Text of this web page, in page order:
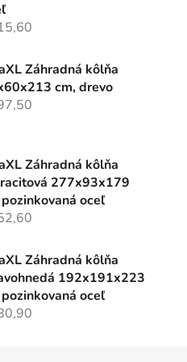
Záhradná kôlňa
cm, drevo
Záhradná kôlňa
277x93x179
oceľ
Záhradná kôlňa
192x191x223
oceľ